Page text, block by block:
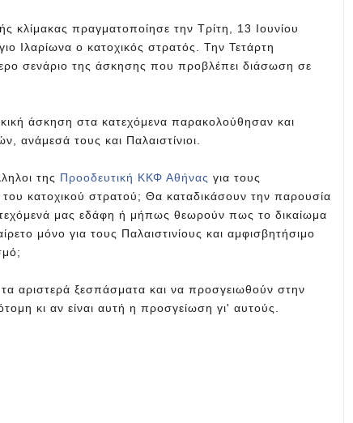
κλίμακας πραγματοποίησε την Τρίτη, 13 Ιουνίου
Ιλαρίωνα ο κατοχικός στρατός. Την Τετάρτη
σενάριο της άσκησης που προβλέπει διάσωση σε
άσκηση στα κατεχόμενα παρακολούθησαν και
ανάμεσά τους και Παλαιστίνιοι.
της Προοδευτική ΚΚΦ Αθήνας για τους
κατοχικού στρατού; Θα καταδικάσουν την παρουσία
μας εδάφη ή μήπως θεωρούν πως το δικαίωμα
μόνο για τους Παλαιστινίους και αμφισβητήσιμο
αριστερά ξεσπάσματα και να προσγειωθούν στην
κι αν είναι αυτή η προσγείωση γι' αυτούς.